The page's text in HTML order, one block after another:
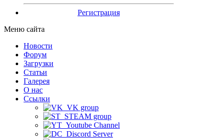
Регистрация
Меню сайта
Новости
Форум
Загрузки
Статьи
Галерея
О нас
Ссылки
VK group
STEAM group
Youtube Channel
Discord Server